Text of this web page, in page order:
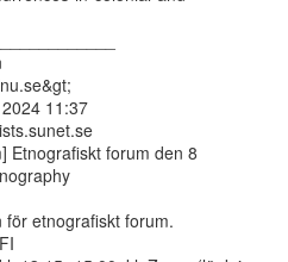
11:37
Etnografiskt forum den 8
etnografiskt forum.